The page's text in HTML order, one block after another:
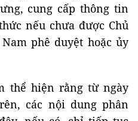
cung cấp thông tin
nếu chưa được Chủ
phê duyệt hoặc ủy
thể hiện rằng từ ngày
các nội dung phân